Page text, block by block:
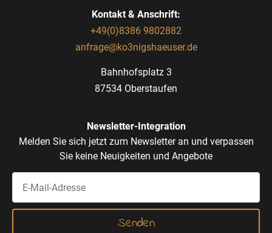
Kontakt & Anschrift:
+49(0)8386 9802882
anfrage@ko3nigshaeuser.de
Bahnhofsplatz 3
87534 Oberstaufen
Newsletter-Integration
Melden Sie sich jetzt zum Newsletter an und verpassen
Sie keine Neuigkeiten und Angebote